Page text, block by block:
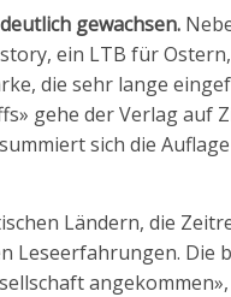
gewachsen.
ein LTB für
die sehr lange
gehe der Verlag
sich die
Ländern, die
Leseerfahrungen. Die